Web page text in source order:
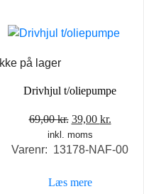
Ikke på lager
Drivhjul t/oliepumpe
69,00kr. Den
oprindelige
pris
69,00 kr..
39,00 kr.
pris
inkl. moms
Varenr: 13178-NAF-00
Læs mere